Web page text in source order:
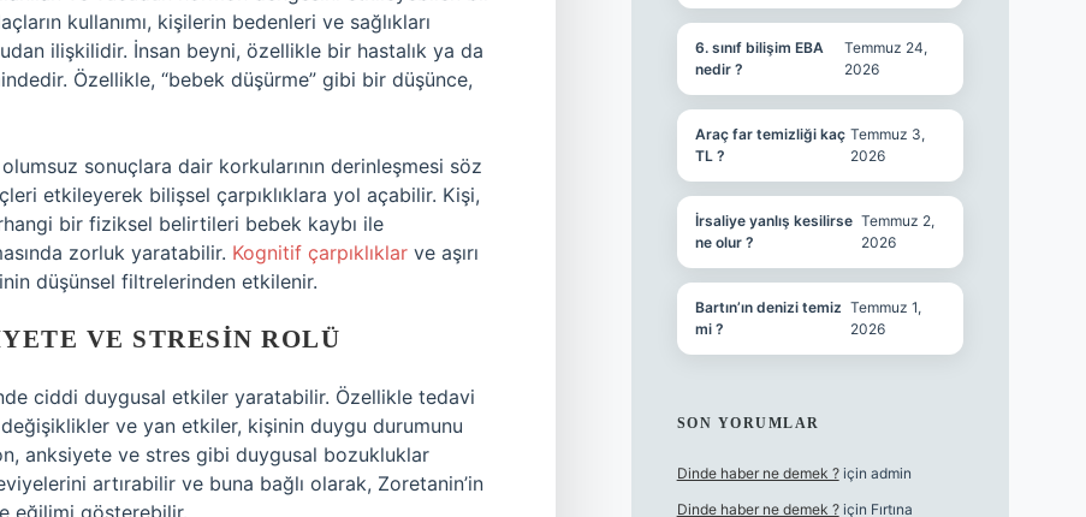
kullanımı, kişilerin bedenleri ve sağlıkları
ilişkilidir. İnsan beyni, özellikle bir hastalık ya da
Özellikle, “bebek düşürme” gibi bir düşünce,
sonuçlara dair korkularının derinleşmesi söz
etkileyerek bilişsel çarpıklıklara yol açabilir. Kişi,
bir fiziksel belirtileri bebek kaybı ile
zorluk yaratabilir. Kognitif çarpıklıklar ve aşırı
düşünsel filtrelerinden etkilenir.
VE STRESIN ROLÜ
ciddi duygusal etkiler yaratabilir. Özellikle tedavi
ve yan etkiler, kişinin duygu durumunu
anksiyete ve stres gibi duygusal bozukluklar
artırabilir ve buna bağlı olarak, Zoretanin’in
eğilimi gösterebilir.
6. sınıf bilişim EBA
nedir ?
Temmuz 24,
2026
Araç far temizliği kaç
TL ?
Temmuz 3,
2026
İrsaliye yanlış kesilirse
ne olur ?
Temmuz 2,
2026
Bartın’ın denizi temiz
mi ?
Temmuz 1,
2026
SON YORUMLAR
Dinde haber ne demek ?için admin
Dinde haber ne demek ?için Fırtına